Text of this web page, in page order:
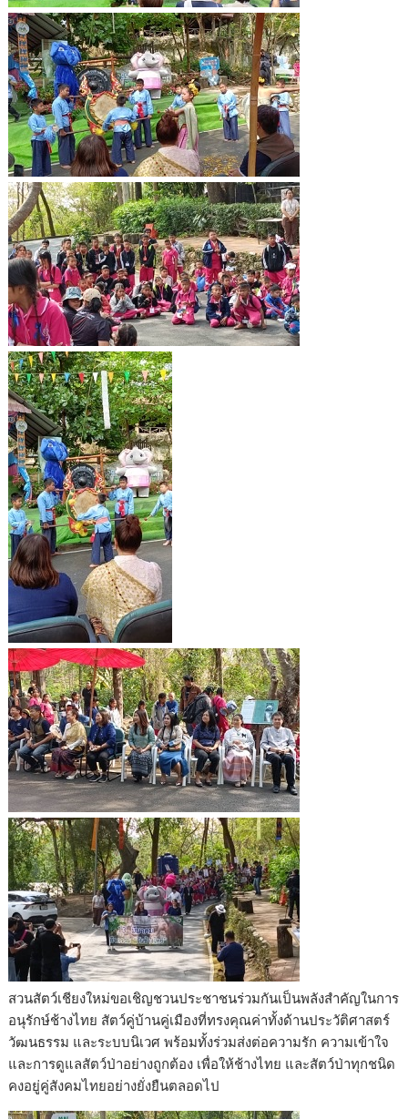
สวนสัตว์เชียงใหม่ขอเชิญชวนประชาชนร่วมกันเป็นพลังสำคัญในการ
อนุรักษ์ช้างไทย สัตว์คู่บ้านคู่เมืองที่ทรงคุณค่าทั้งด้านประวัติศาสตร์
วัฒนธรรม และระบบนิเวศ พร้อมทั้งร่วมส่งต่อความรัก ความเข้าใจ
และการดูแลสัตว์ป่าอย่างถูกต้อง เพื่อให้ช้างไทย และสัตว์ป่าทุกชนิด
คงอยู่คู่สังคมไทยอย่างยั่งยืนตลอดไป